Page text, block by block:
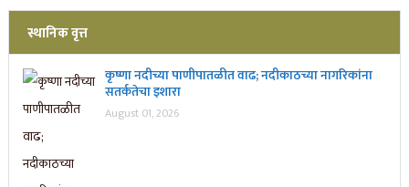
स्थानिक वृत्त
कृष्णा नदीच्या पाणीपातळीत वाढ; नदीकाठच्या नागरिकांना
सतर्कतेचा इशारा
August 01, 2026